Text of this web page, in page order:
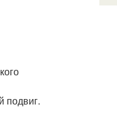
подвиг.